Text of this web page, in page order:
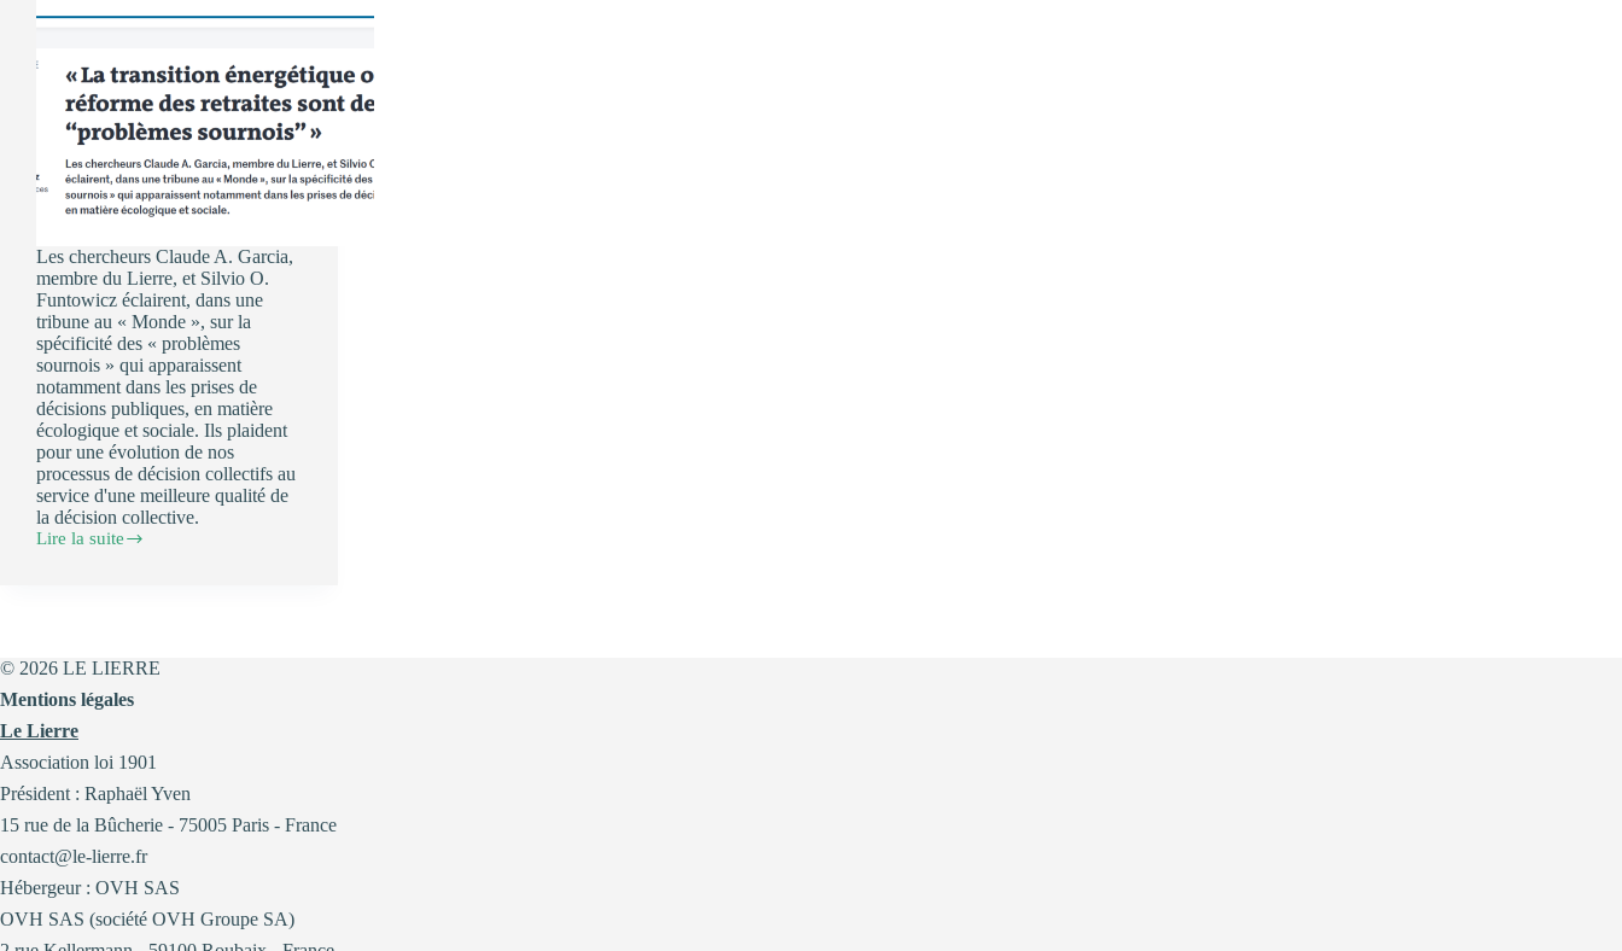
Les chercheurs Claude A. Garcia,
membre du Lierre, et Silvio O.
Funtowicz éclairent, dans une
tribune au « Monde », sur la
spécificité des « problèmes
sournois » qui apparaissent
notamment dans les prises de
décisions publiques, en matière
écologique et sociale. Ils plaident
pour une évolution de nos
processus de décision collectifs au
service d'une meilleure qualité de
la décision collective.
Lire la suite
Notre
les
« problèmes
sournois »
et
l’amélioration
de
nos
de
décision
© 2026 LE LIERRE
Mentions légales
Le Lierre
Association loi 1901
Président : Raphaël Yven
15 rue de la Bûcherie - 75005 Paris - France
contact@le-lierre.fr
Hébergeur : OVH SAS
OVH SAS (société OVH Groupe SA)